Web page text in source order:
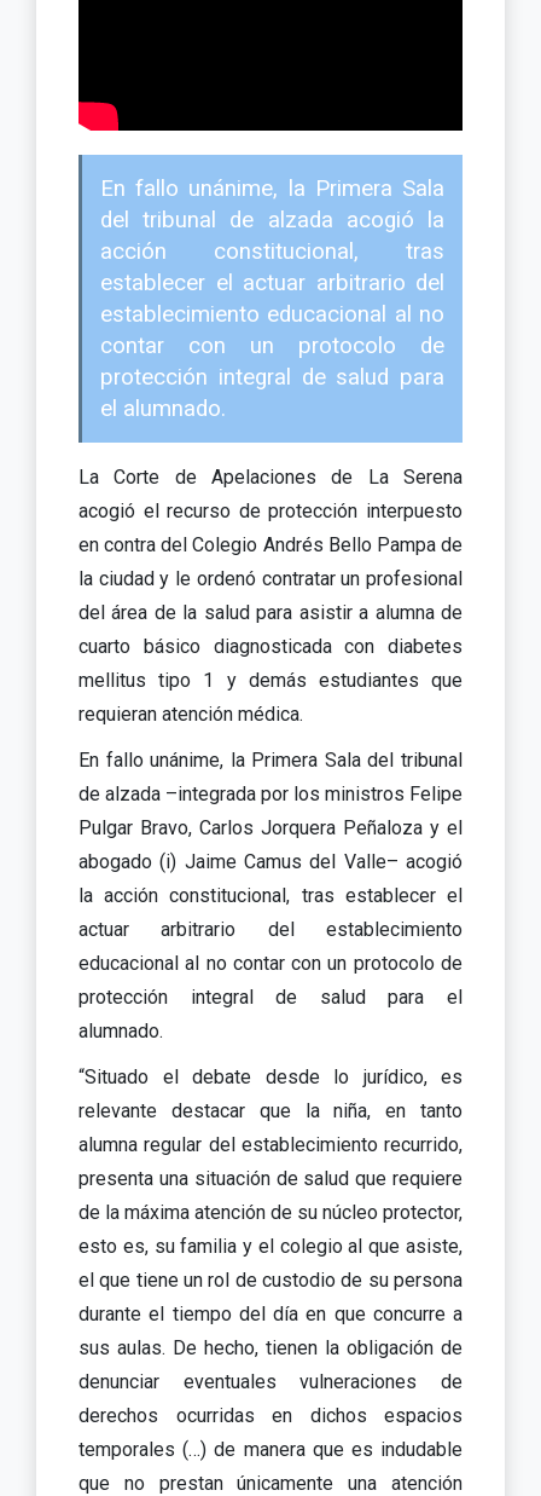
En fallo unánime, la Primera Sala
del tribunal de alzada acogió la
acción constitucional, tras
establecer el actuar arbitrario del
establecimiento educacional al no
contar con un protocolo de
protección integral de salud para
el alumnado.
La Corte de Apelaciones de La Serena
acogió el recurso de protección interpuesto
en contra del Colegio Andrés Bello Pampa de
la ciudad y le ordenó contratar un profesional
del área de la salud para asistir a alumna de
cuarto básico diagnosticada con diabetes
mellitus tipo 1 y demás estudiantes que
requieran atención médica.
En fallo unánime, la Primera Sala del tribunal
de alzada –integrada por los ministros Felipe
Pulgar Bravo, Carlos Jorquera Peñaloza y el
abogado (i) Jaime Camus del Valle– acogió
la acción constitucional, tras establecer el
actuar arbitrario del establecimiento
educacional al no contar con un protocolo de
protección integral de salud para el
alumnado.
“Situado el debate desde lo jurídico, es
relevante destacar que la niña, en tanto
alumna regular del establecimiento recurrido,
presenta una situación de salud que requiere
de la máxima atención de su núcleo protector,
esto es, su familia y el colegio al que asiste,
el que tiene un rol de custodio de su persona
durante el tiempo del día en que concurre a
sus aulas. De hecho, tienen la obligación de
denunciar eventuales vulneraciones de
derechos ocurridas en dichos espacios
temporales (…) de manera que es indudable
que no prestan únicamente una atención